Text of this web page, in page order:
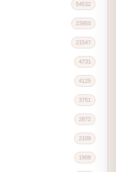
54532
23950
21547
4731
4125
3751
2872
2109
1908